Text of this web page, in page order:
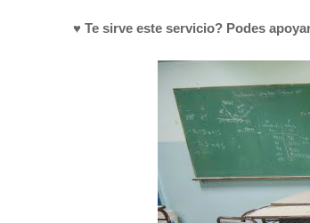
♥ Te sirve este servicio? Podes